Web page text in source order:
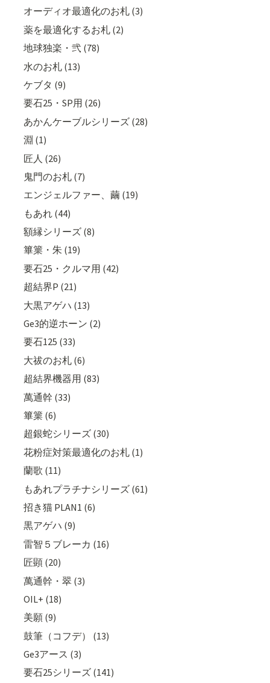
オーディオ最適化のお札 (3)
薬を最適化するお札 (2)
地球独楽・弐 (78)
水のお札 (13)
ケブタ (9)
要石25・SP用 (26)
あかんケーブルシリーズ (28)
淵 (1)
匠人 (26)
鬼門のお札 (7)
エンジェルファー、繭 (19)
もあれ (44)
額縁シリーズ (8)
篳篥・朱 (19)
要石25・クルマ用 (42)
超結界P (21)
大黒アゲハ (13)
Ge3的逆ホーン (2)
要石125 (33)
大祓のお札 (6)
超結界機器用 (83)
萬通幹 (33)
篳篥 (6)
超銀蛇シリーズ (30)
花粉症対策最適化のお札 (1)
蘭歌 (11)
もあれプラチナシリーズ (61)
招き猫 PLAN1 (6)
黒アゲハ (9)
雷智５ブレーカ (16)
匠顕 (20)
萬通幹・翠 (3)
OIL+ (18)
美願 (9)
鼓筆（コフデ） (13)
Ge3アース (3)
要石25シリーズ (141)